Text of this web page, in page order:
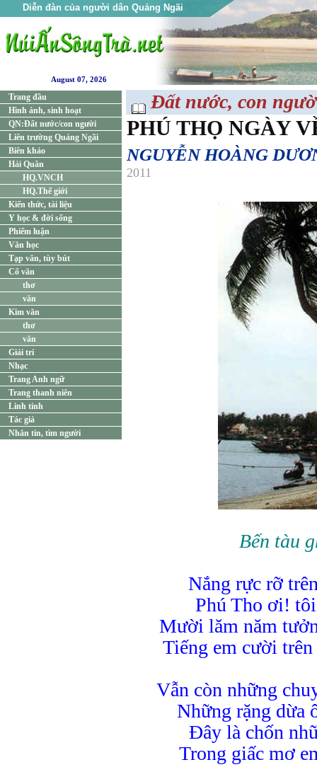
Diễn đàn của người dân Quảng Ngãi
August 07, 2026
Trang đầu
Hình ảnh, sinh hoạt
QN:Đất nước/con người
Liên trường Quảng Ngãi
Biên khảo
Hải Quân
HQ.VNCH
HQ.Thế giới
Kiến thức, tài liệu
Y học & đời sống
Phiếm luận
Văn học
Tạp văn, tùy bút
Cổ văn
thơ
văn
Kim văn
thơ
văn
Giải trí
Nhạc
Trang Anh ngữ
Trang thanh niên
Linh tinh
Tác giả
Nhắn tin, tìm người
Đất nước, con
PHÚ THỌ NGÀY
NGUYỄN HOÀNG
2011
Bến tàu
Nắng rực rỡ
Phú Tho ơi!
Mười lăm năm
Tiếng em cười
Vẫn còn những
Những rặng dừa
Đây là chốn
Trong giấc mơ